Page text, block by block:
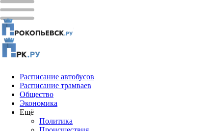
Расписание автобусов
Расписание трамваев
Общество
Экономика
Ещё
Политика